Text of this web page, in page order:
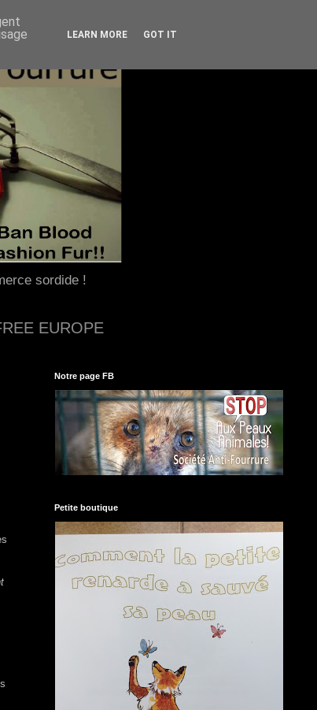
sordide !
EUROPE
Notre page FB
Petite boutique
LEARN MORE GOT IT